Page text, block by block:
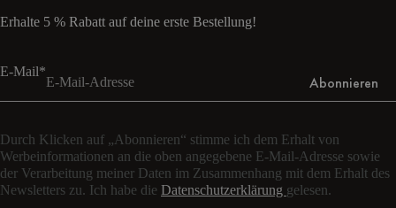
Erhalte 5 % Rabatt auf deine erste Bestellung!
E-Mail*
Abonnieren
Durch Klicken auf „Abonnieren“ stimme ich dem Erhalt von
Werbeinformationen an die oben angegebene E-Mail-Adresse sowie
der Verarbeitung meiner Daten im Zusammenhang mit dem Erhalt des
Newsletters zu. Ich habe die Datenschutzerklärung gelesen.